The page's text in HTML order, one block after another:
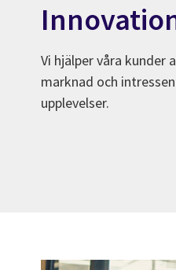
Vi hjälper våra kunder
marknad och
upplevelser.